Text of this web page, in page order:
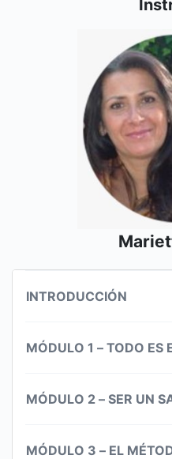
INTRODUCCIÓN
MÓDULO 1 – TODO ES
MÓDULO 2 – SER UN
MÓDULO 3 – EL